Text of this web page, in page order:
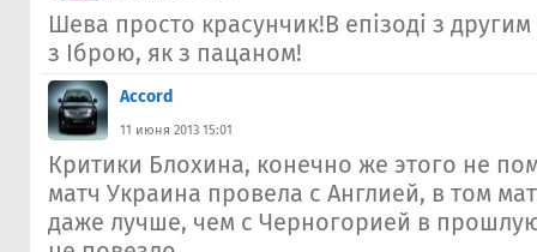
Шева просто красунчик!В епізоді з
з Іброю, як з пацаном!
Accord
11 июня 2013 15:01
Критики Блохина, конечно же этого не
матч Украина провела с Англией, в том
даже лучше, чем с Черногорией в